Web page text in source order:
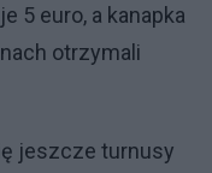
5 euro, a kanapka
otrzymali
jeszcze turnusy